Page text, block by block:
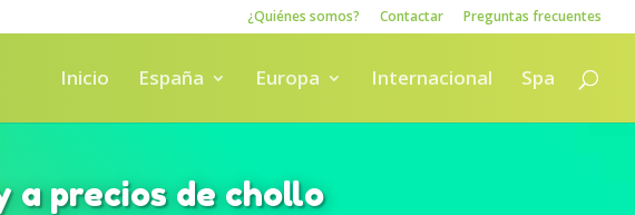
¿Quiénes somos? Contactar Preguntas frecuentes
Inicio España Europa Internacional Spa
a precios de chollo